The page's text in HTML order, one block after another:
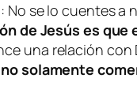
No se lo cuentes a
de Jesús es que
una relación con
solamente